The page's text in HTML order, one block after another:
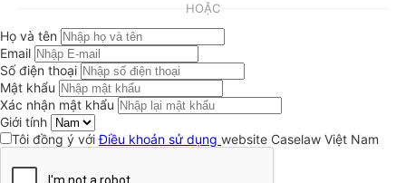
HOẶC
Họ và tên
Email
Số điện thoại
Mật khẩu
Xác nhận mật khẩu
Giới tính
Tôi đồng ý vớiĐiều khoản sử dụng website Caselaw Việt Nam